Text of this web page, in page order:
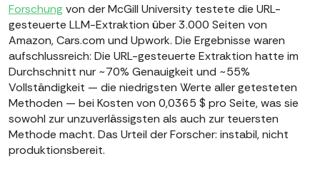
Forschung von der McGill University testete die URL-
gesteuerte LLM-Extraktion über 3.000 Seiten von
Amazon, Cars.com und Upwork. Die Ergebnisse waren
aufschlussreich: Die URL-gesteuerte Extraktion hatte im
Durchschnitt nur ~70% Genauigkeit und ~55%
Vollständigkeit — die niedrigsten Werte aller getesteten
Methoden — bei Kosten von 0,0365 $ pro Seite, was sie
sowohl zur unzuverlässigsten als auch zur teuersten
Methode macht. Das Urteil der Forscher: instabil, nicht
produktionsbereit.